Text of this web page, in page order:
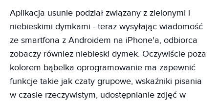
Aplikacja usunie podział związany z zielonymi i
niebieskimi dymkami - teraz wysyłając wiadomość
ze smartfona z Androidem na iPhone'a, odbiorca
zobaczy również niebieski dymek. Oczywiście poza
kolorem bąbelka oprogramowanie ma zapewnić
funkcje takie jak czaty grupowe, wskaźniki pisania
w czasie rzeczywistym, udostępnianie zdjęć w